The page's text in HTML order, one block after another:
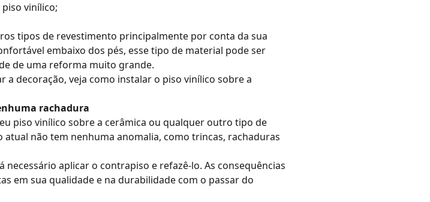
vinílico;
tipos de revestimento principalmente por conta da sua
embaixo dos pés, esse tipo de material pode ser
de uma reforma muito grande.
a decoração, veja como instalar o piso vinílico sobre a
rachadura
piso vinílico sobre a cerâmica ou qualquer outro tipo de
não tem nenhuma anomalia, como trincas, rachaduras
aplicar o contrapiso e refazê-lo. As consequências
em sua qualidade e na durabilidade com o passar do